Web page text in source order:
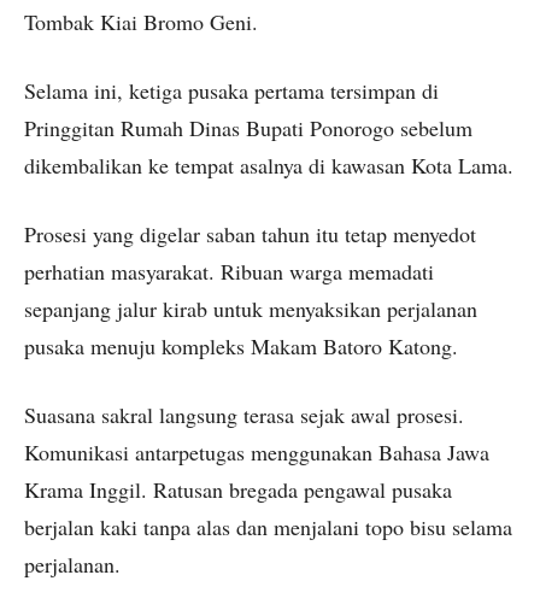
Tombak Kiai Bromo Geni.
Selama ini, ketiga pusaka pertama tersimpan di
Pringgitan Rumah Dinas Bupati Ponorogo sebelum
dikembalikan ke tempat asalnya di kawasan Kota Lama.
Prosesi yang digelar saban tahun itu tetap menyedot
perhatian masyarakat. Ribuan warga memadati
sepanjang jalur kirab untuk menyaksikan perjalanan
pusaka menuju kompleks Makam Batoro Katong.
Suasana sakral langsung terasa sejak awal prosesi.
Komunikasi antarpetugas menggunakan Bahasa Jawa
Krama Inggil. Ratusan bregada pengawal pusaka
berjalan kaki tanpa alas dan menjalani topo bisu selama
perjalanan.